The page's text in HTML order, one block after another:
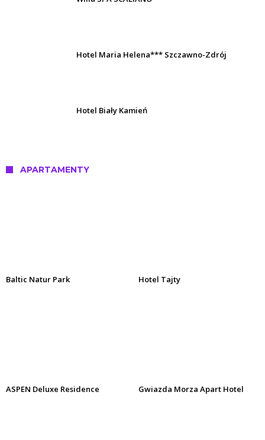
Hotel Maria Helena*** Szczawno-Zdrój
Hotel Biały Kamień
APARTAMENTY
Baltic Natur Park Hotel Tajty
ASPEN Deluxe Residence Gwiazda Morza Apart Hotel